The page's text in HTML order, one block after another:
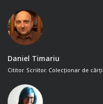
Daniel Timariu
Cititor. Scriitor. Colecționar de